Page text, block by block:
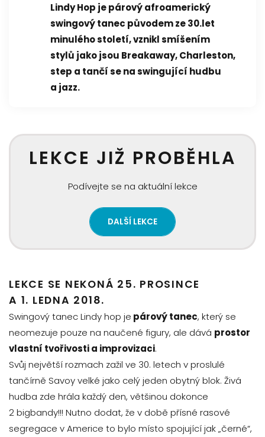
Lindy Hop je párový afroamerický
swingový tanec původem ze 30.let
minulého století, vznikl smíšením
stylů jako jsou Breakaway, Charleston,
step a tančí se na swingující hudbu
a jazz.
LEKCE JIŽ PROBĚHLA
Podívejte se na aktuální lekce
DALŠÍ LEKCE
LEKCE SE NEKONÁ 25. PROSINCE
A 1. LEDNA 2018.
Swingový tanec Lindy hop je párový tanec, který se
neomezuje pouze na naučené figury, ale dává prostor
vlastní tvořivosti a improvizaci.
Svůj největší rozmach zažil ve 30. letech v proslulé
tančírně Savoy velké jako celý jeden obytný blok. Živá
hudba zde hrála každý den, většinou dokonce
2 bigbandy!!! Nutno dodat, že v době přísné rasové
segregace v Americe to bylo místo spojující jak „černé“,